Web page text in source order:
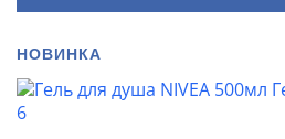
НОВИНКА